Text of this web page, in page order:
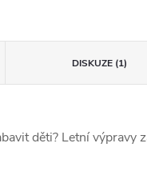
DISKUZE (1)
děti? Letní výpravy